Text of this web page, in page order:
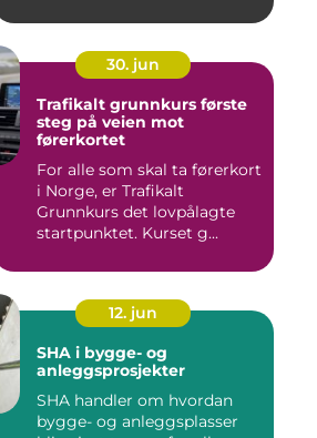
30. jun
Trafikalt grunnkurs første
steg på veien mot
førerkortet
For alle som skal ta førerkort
i Norge, er Trafikalt
Grunnkurs det lovpålagte
startpunktet. Kurset g...
12. jun
SHA i bygge- og
anleggsprosjekter
SHA handler om hvordan
bygge- og anleggsplasser